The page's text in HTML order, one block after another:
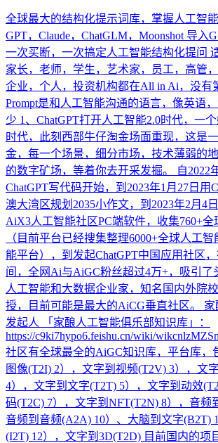
全球最大的结构化提示词库，掌握人工智
GPT，Claude，ChatGLM，Moonshot 导入
一次买断，一次搞定人工智能结构化提问
家长，老师，学生，艺术家，员工，高管
企业，个人，投资机构都在All in Ai，没有
Prompt是和人工智能沟通的语言，像英语
少 1、ChatGPT打开人工智能2.0时代，一
时代，此刻西部牛仔淘金场面重现，这是
金，每一个场景，细分市场，技术薄弱的
的数字矿场，等着你去开采发掘。 自2022
ChatGPT写代码开始，到2023年1月27日用
澳大湾区规划2035小作文，到2023年2月4
AiX3人工智能社区PC端软件，收集760+全
（目前平台已经搜集整理6000+全球人工
能平台），到发起ChatGPT中国应用社区
间，全网Ai与AiGC粉丝超过4万+，吸引了
人工智能和大数据企业家，知名国内外院
授，目前可能是最大的AiCG垂直社区。
发起人 「家酿人工智能俱乐部知识库」：
https://c9ki7hypo6.feishu.cn/wiki/
社区有全球最全的AiGC知识库，平台库，
图像(T2I) 2），文字到视频(T2V) 3），文
4），文字到文字(T2T) 5），文字到动效
码(T2C) 7），文字到NFT(T2N) 8），音频
音频到音频(A2A) 10）、大脑到文字(B2T)
(I2T) 12），文字到3D(T2D) 目前国内的项